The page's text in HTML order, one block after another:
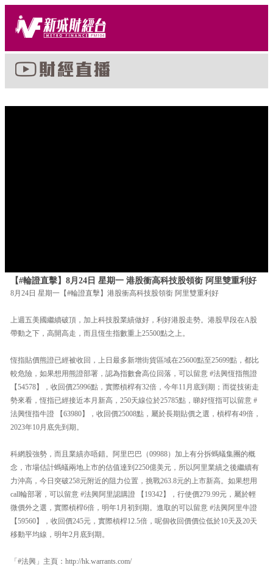
【#輪證直擊】8月24日 星期一 港股衝高科技股領銜 阿里雙重利好
8月24日 星期一【#輪證直擊】港股衝高科技股領銜 阿里雙重利好
上週五美國繼續破頂，加上科技股業績做好，利好港股走勢。港股早段在A股
帶動之下，高開高走，而且恆生指數重上25500點之上。
恆指貼價熊證已經被收回，上日最多新增街貨區域在25600點至25699點，都比
較危險，如果想用熊證部署，認為指數會高位回落，可以留意 #法興恆指熊證
【54578】，收回價25996點，實際槓桿有32倍，今年11月底到期；而從技術走
勢來看，恆指已經接近本月新高，250天線位於25785點，睇好恆指可以留意 #
法興恆指牛證 【63980】，收回價25008點，屬於長期貼價之選，槓桿有49倍，
2023年10月底先到期。
科網股強勢，而且業績亦唔錯。阿里巴巴（09988）加上有分拆螞蟻集團的概
念，市場估計螞蟻兩地上市的估值達到2250億美元，所以阿里業績之後繼續有
力沖高，今日突破258元附近的阻力位置，挑戰263.8元的上市新高。如果想用
call輪部署，可以留意 #法興阿里認購證 【19342】，行使價279.99元，屬於輕
微價外之選，實際槓桿6倍，明年1月初到期。進取的可以留意 #法興阿里牛證
【59560】，收回價245元，實際槓桿12.5倍，呢個收回價價位低於10天及20天
移動平均線，明年2月底到期。
「#法興」主頁：http://hk.warrants.com/